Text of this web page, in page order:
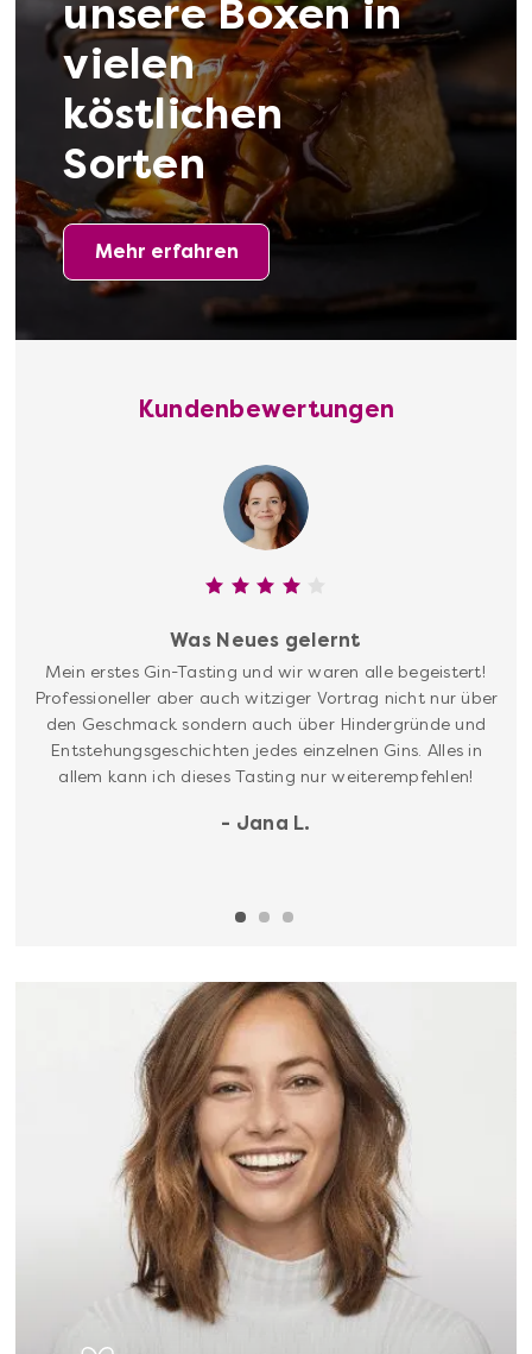
Online Weinproben Mehr anzeigen
Online Whisky-Tastings
unsere Boxen in
vielen
köstlichen
Sorten
Mehr erfahren
Kundenbewertungen
Was Neues gelernt
Mein erstes Gin-Tasting und wir waren alle begeistert!
Professioneller aber auch witziger Vortrag nicht nur über
den Geschmack sondern auch über Hindergründe und
Entstehungsgeschichten jedes einzelnen Gins. Alles in
allem kann ich dieses Tasting nur weiterempfehlen!
- Jana L.